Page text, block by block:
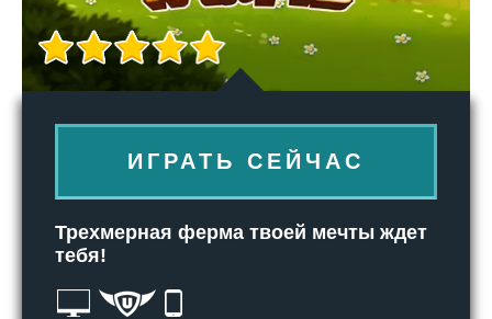
ИГРАТЬ СЕЙЧАС
Трехмерная ферма твоей мечты ждет
тебя!